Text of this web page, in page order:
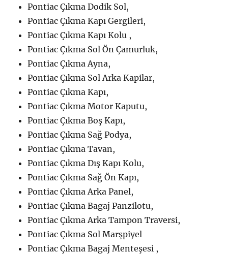
Pontiac Çıkma Dodik Sol,
Pontiac Çıkma Kapı Gergileri,
Pontiac Çıkma Kapı Kolu ,
Pontiac Çıkma Sol Ön Çamurluk,
Pontiac Çıkma Ayna,
Pontiac Çıkma Sol Arka Kapilar,
Pontiac Çıkma Kapı,
Pontiac Çıkma Motor Kaputu,
Pontiac Çıkma Boş Kapı,
Pontiac Çıkma Sağ Podya,
Pontiac Çıkma Tavan,
Pontiac Çıkma Dış Kapı Kolu,
Pontiac Çıkma Sağ Ön Kapı,
Pontiac Çıkma Arka Panel,
Pontiac Çıkma Bagaj Panzilotu,
Pontiac Çıkma Arka Tampon Traversi,
Pontiac Çıkma Sol Marşpiyel
Pontiac Çıkma Bagaj Menteşesi ,